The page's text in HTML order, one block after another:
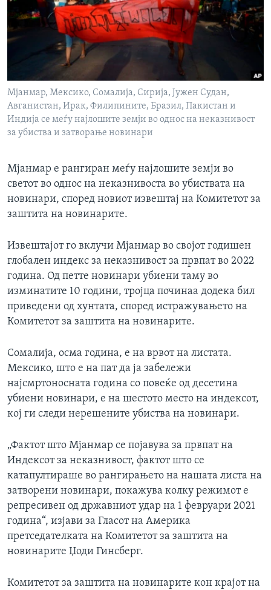
ИНТЕРВЈУА
Јазици
Мјанмар, Мексико, Сомалија, Сирија, Јужен Судан,
Авганистан, Ирак, Филипините, Бразил, Пакистан и
Индија се меѓу најлошите земји во однос на неказнивост
за убиства и затворање новинари
Мјанмар е рангиран меѓу најлошите земји во
светот во однос на неказнивоста во убиствата на
новинари, според новиот извештај на Комитетот за
заштита на новинарите.
Извештајот го вклучи Мјанмар во својот годишен
глобален индекс за неказнивост за првпат во 2022
година. Од петте новинари убиени таму во
изминатите 10 години, тројца починаа додека бил
приведени од хунтата, според истражувањето на
Комитетот за заштита на новинарите.
Сомалија, осма година, е на врвот на листата.
Мексико, што е на пат да ја забележи
најсмртоносната година со повеќе од десетина
убиени новинари, е на шестото место на индексот,
кој ги следи нерешените убиства на новинари.
„Фактот што Мјанмар се појавува за првпат на
Индексот за неказнивост, фактот што се
катапултираше во рангирањето на нашата листа на
затворени новинари, покажува колку режимот е
репресивен од државниот удар на 1 февруари 2021
година“, изјави за Гласот на Америка
претседателката на Комитетот за заштита на
новинарите Џоди Гинсберг.
Комитетот за заштита на новинарите кон крајот на